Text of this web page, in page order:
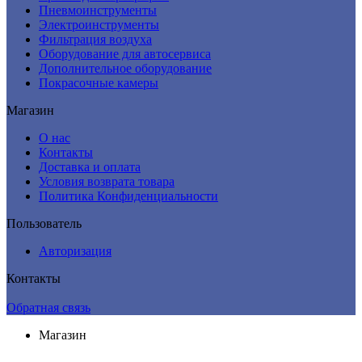
Пневмоинструменты
Электроинструменты
Фильтрация воздуха
Оборудование для автосервиса
Дополнительное оборудование
Покрасочные камеры
Магазин
О нас
Контакты
Доставка и оплата
Условия возврата товара
Политика Конфиденциальности
Пользователь
Авторизация
Контакты
Обратная связь
Магазин